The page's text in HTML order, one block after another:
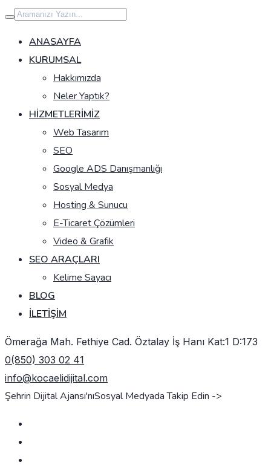
İçeriğe
geç
ANASAYFA
KURUMSAL
Hakkımızda
Neler Yaptık?
HIZMETLERIMIZ
Web Tasarım
SEO
Google ADS Danışmanlığı
Sosyal Medya
Hosting & Sunucu
E-Ticaret Çözümleri
Video & Grafik
SEO ARAÇLARI
Kelime Sayacı
BLOG
İLETIŞIM
Ömerağa Mah. Fethiye Cad. Öztalay İş Hanı Kat:1 D:173
0(850) 303 02 41
info@kocaelidijital.com
Şehrin Dijital Ajansı'nıSosyal Medyada Takip Edin ->